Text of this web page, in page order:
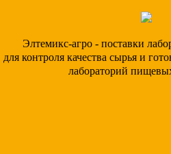
Элтемикс-агро - поставки
для контроля качества сырья и
лабораторий